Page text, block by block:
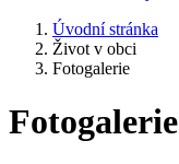
Úvodní stránka
Život v obci
Fotogalerie
Fotogalerie